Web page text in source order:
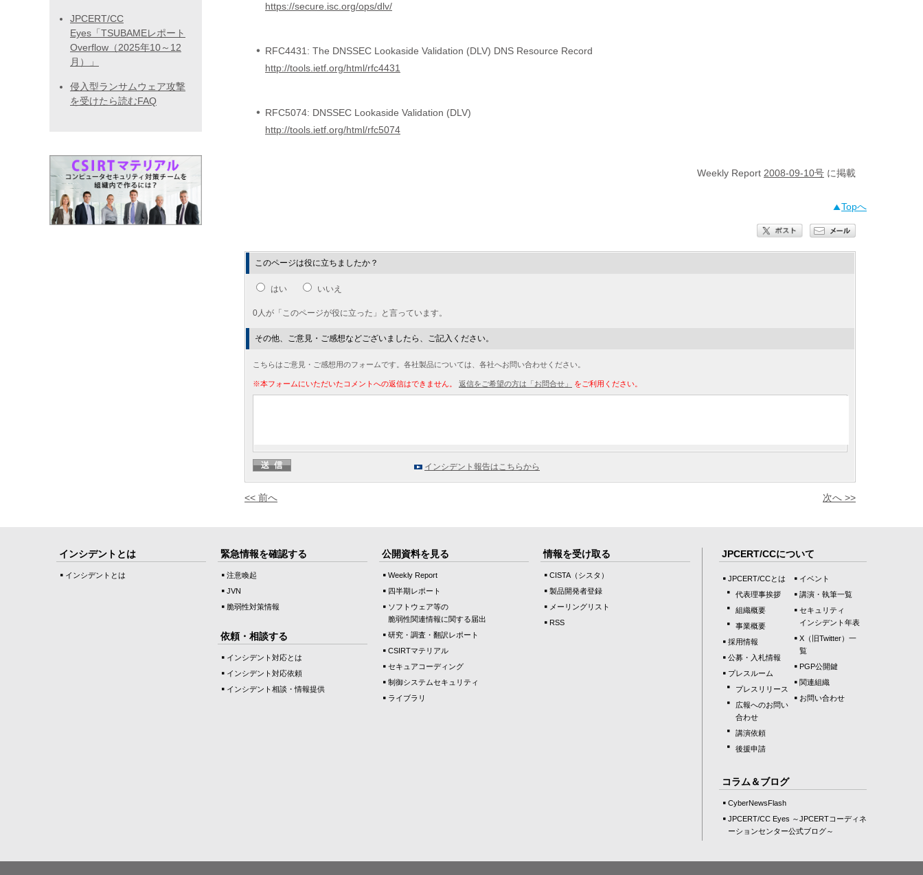
https://secure.isc.org/ops/dlv/
RFC4431: The DNSSEC Lookaside Validation (DLV) DNS Resource Record
http://tools.ietf.org/html/rfc4431
RFC5074: DNSSEC Lookaside Validation (DLV)
http://tools.ietf.org/html/rfc5074
Weekly Report 2008-09-10号 に掲載
Topへ
このページは役に立ちましたか？
はい いいえ
0人が「このページが役に立った」と言っています。
その他、ご意見・ご感想などございましたら、ご記入ください。
こちらはご意見・ご感想用のフォームです。各社製品については、各社へお問い合わせください。
※本フォームにいただいたコメントへの返信はできません。 返信をご希望の方は「お問合せ」 をご利用ください。
インシデント報告はこちらから
<< 前へ 次へ >>
JPCERT/CC
Eyes「TSUBAMEレポート
Overflow（2025年10～12
月）」
侵入型ランサムウェア攻撃
を受けたら読むFAQ
JPCERT/CCについて
JPCERT/CCとは
代表理事挨拶
組織概要
事業概要
採用情報
公募・入札情報
プレスルーム
プレスリリース
広報へのお問い
合わせ
講演依頼
後援申請
イベント
講演・執筆一覧
セキュリティ
インシデント年表
X（旧Twitter）一
覧
PGP公開鍵
関連組織
お問い合わせ
コラム＆ブログ
CyberNewsFlash
JPCERT/CC Eyes ～JPCERTコーディネ
ーションセンター公式ブログ～
インシデントとは
インシデントとは
緊急情報を確認する
注意喚起
JVN
脆弱性対策情報
依頼・相談する
インシデント対応とは
インシデント対応依頼
インシデント相談・情報提供
公開資料を見る
Weekly Report
四半期レポート
ソフトウェア等の
脆弱性関連情報に関する届出
研究・調査・翻訳レポート
CSIRTマテリアル
セキュアコーディング
制御システムセキュリティ
ライブラリ
情報を受け取る
CISTA（シスタ）
製品開発者登録
メーリングリスト
RSS